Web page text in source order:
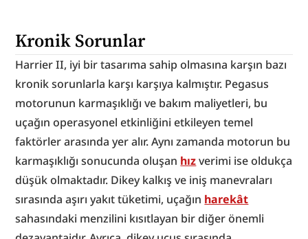
Kronik Sorunlar
Harrier II, iyi bir tasarıma sahip olmasına karşın bazı
kronik sorunlarla karşı karşıya kalmıştır. Pegasus
motorunun karmaşıklığı ve bakım maliyetleri, bu
uçağın operasyonel etkinliğini etkileyen temel
faktörler arasında yer alır. Aynı zamanda motorun bu
karmaşıklığı sonucunda oluşan hız verimi ise oldukça
düşük olmaktadır. Dikey kalkış ve iniş manevraları
sırasında aşırı yakıt tüketimi, uçağın harekât
sahasındaki menzilini kısıtlayan bir diğer önemli